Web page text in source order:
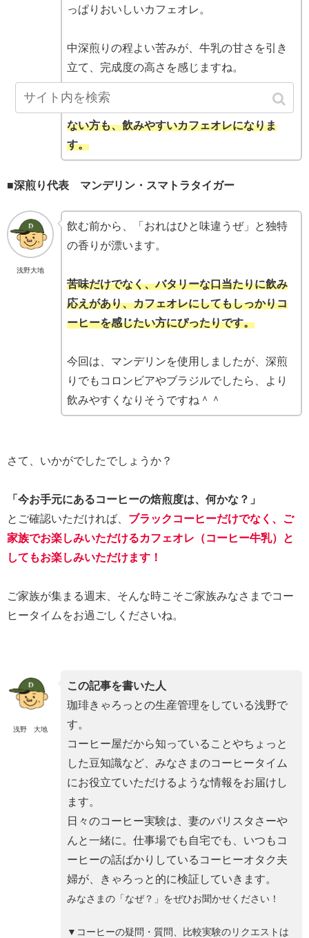
っぱりおいしいカフェオレ。
中深煎りの程よい苦みが、牛乳の甘さを引き
立て、完成度の高さを感じますね。
中深煎りの銘柄は、
コーヒー好きもそうでは
ない方も、飲みやすいカフェオレになりま
す。
■深煎り代表 マンデリン・スマトラタイガー
浅野大地
飲む前から、「おれはひと味違うぜ」と独特
の香りが漂います。
苦味だけでなく、バタリーな口当たりに飲み
応えがあり、カフェオレにしてもしっかりコ
ーヒーを感じたい方にぴったりです。
今回は、マンデリンを使用しましたが、深煎
りでもコロンビアやブラジルでしたら、より
飲みやすくなりそうですね＾＾
さて、いかがでしたでしょうか？
「今お手元にあるコーヒーの焙煎度は、何かな？」
とご確認いただければ、 ブラックコーヒーだけでなく、ご
家族でお楽しみいただけるカフェオレ（コーヒー牛乳）と
してもお楽しみいただけます！
ご家族が集まる週末、そんな時こそご家族みなさまでコー
ヒータイムをお過ごしくださいね。
浅野 大地
この記事を書いた人
珈琲きゃろっとの生産管理をしている浅野で
す。
コーヒー屋だから知っていることやちょっと
した豆知識など、みなさまのコーヒータイム
にお役立ていただけるような情報をお届けし
ます。
日々のコーヒー実験は、妻のバリスタさーや
んと一緒に。仕事場でも自宅でも、いつもコ
ーヒーの話ばかりしているコーヒーオタク夫
婦が、きゃろっと的に検証していきます。
みなさまの「なぜ？」をぜひお聞かせください！
▼コーヒーの疑問・質問、比較実験のリクエストは